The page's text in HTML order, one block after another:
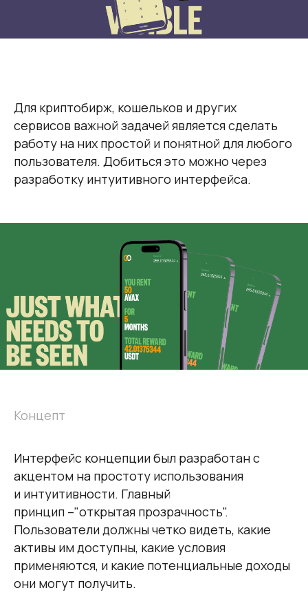
Для криптобирж, кошельков и других
сервисов важной задачей является сделать
работу на них простой и понятной для любого
пользователя. Добиться это можно через
разработку интуитивного интерфейса.
Концепт
Интерфейс концепции был разработан с
акцентом на простоту использования
и интуитивности. Главный
принцип –"открытая прозрачность".
Пользователи должны четко видеть, какие
активы им доступны, какие условия
применяются, и какие потенциальные доходы
они могут получить.